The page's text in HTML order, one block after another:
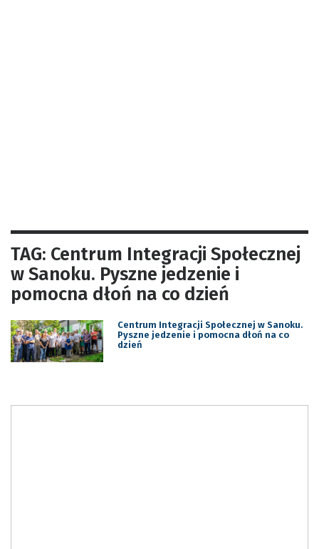
TAG: Centrum Integracji Społecznej
w Sanoku. Pyszne jedzenie i
pomocna dłoń na co dzień
Centrum Integracji Społecznej w Sanoku.
Pyszne jedzenie i pomocna dłoń na co
dzień